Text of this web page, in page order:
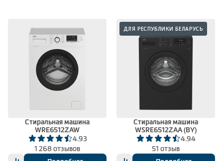
Стиральная машина
WRE6512ZAW
4.93
1 268 отзывов
ДЛЯ РЕСПУБЛИКИ БЕЛАРУСЬ
Стиральная машина
WSRE6512ZAA (BY)
4.94
51 отзыв